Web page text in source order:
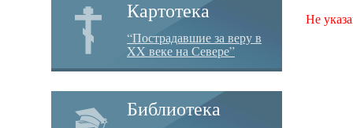
Картотека
“Пострадавшие за веру в
XX веке на Севере”
Библиотека
Не